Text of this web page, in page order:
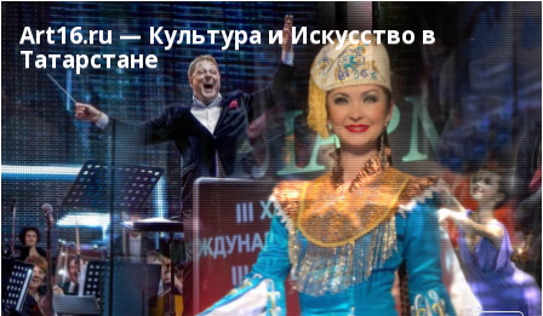
Перейти
к
основному
содержанию
Art16.ru — Культура и Искусство в
Татарстане